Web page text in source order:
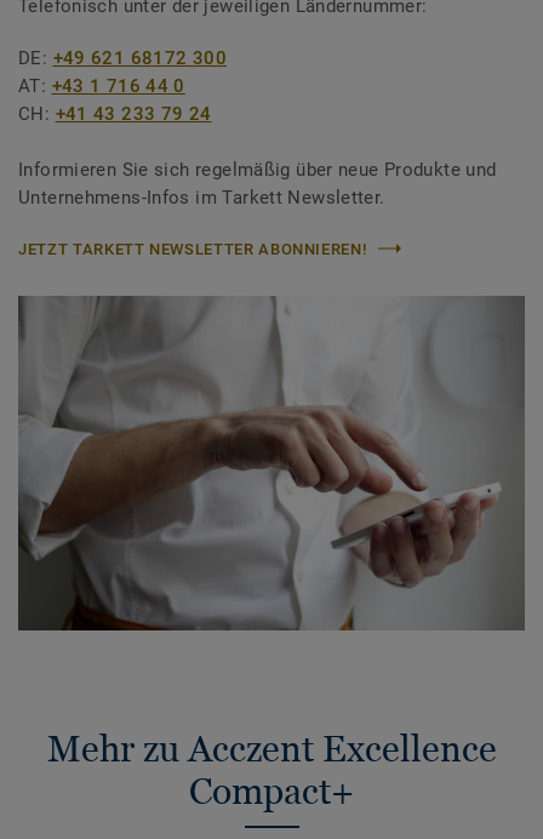
Telefonisch unter der jeweiligen Ländernummer:
DE: +49 621 68172 300
AT: +43 1 716 44 0
CH: +41 43 233 79 24
Informieren Sie sich regelmäßig über neue Produkte und
Unternehmens-Infos im Tarkett Newsletter.
JETZT TARKETT NEWSLETTER ABONNIEREN!
Mehr zu Acczent Excellence
Compact+